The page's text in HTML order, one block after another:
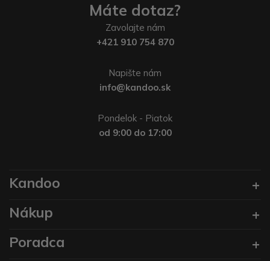
Máte dotaz?
Zavolajte nám
+421 910 754 870
Napište nám
info@kandoo.sk
Pondelok - Piatok
od 9:00 do 17:00
Kandoo
Nákup
Poradca